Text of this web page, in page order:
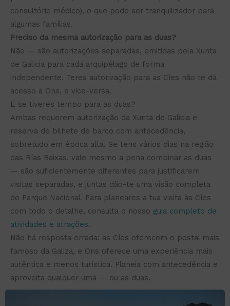
consultório médico), o que pode ser tranquilizador para
algumas famílias.
Preciso da mesma autorização para as duas?
Não — são autorizações separadas, emitidas pela Xunta
de Galicia para cada arquipélago de forma
independente. Teres autorização para as Cíes não te dá
acesso a Ons, e vice-versa.
E se tiveres tempo para as duas?
Ambas requerem autorização da Xunta de Galicia e
reserva de bilhete de barco com antecedência,
sobretudo em época alta. Se tens vários dias na região
das Rías Baixas, vale mesmo a pena combinar as duas
— são suficientemente diferentes para justificarem
visitas separadas, e juntas dão-te uma visão completa
do Parque Nacional. Para planeares a tua visita às Cíes
com todo o detalhe, consulta o nosso guia completo de
atividades e atrações.
Não há resposta errada: as Cíes oferecem o postal mais
famoso da Galiza, e Ons oferece uma experiência mais
autêntica e menos turística. Planeia com antecedência e
aproveita qualquer uma — ou as duas.